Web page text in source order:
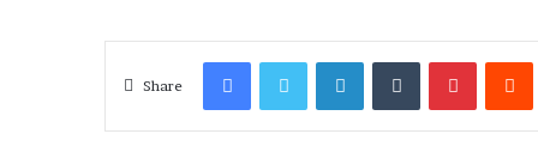
Share
FacebookTwitterLinkedInTumblr